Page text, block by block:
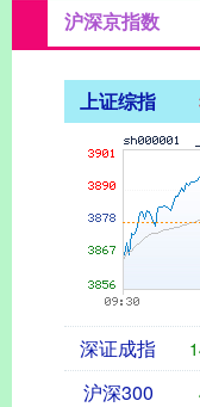
沪深京指数
上证综指
深证成指
沪深300